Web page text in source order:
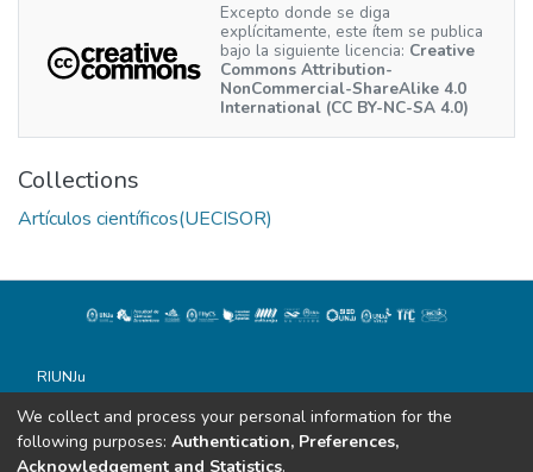
Excepto donde se diga
explícitamente, este ítem se publica
bajo la siguiente licencia: Creative
Commons Attribution-
NonCommercial-ShareAlike 4.0
International (CC BY-NC-SA 4.0)
Collections
Artículos científicos(UECISOR)
RIUNJu
Universidad Nacional de Jujuy
Todos los derechos reservados conforme a la Ley 11.723
Soportado por Dspace
We collect and process your personal information for the
following purposes: Authentication, Preferences,
Acknowledgement and Statistics.